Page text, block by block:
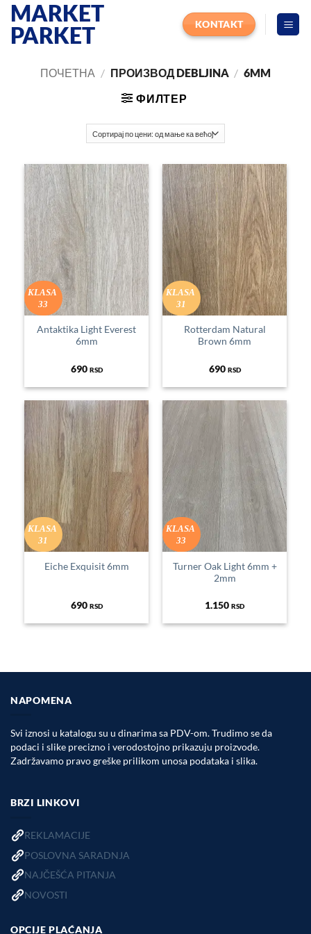
Прескочи
садржај
MARKET
PARKET
KONTAKT
ПОЧЕТНА / ПРОИЗВОД DEBLJINA / 6MM
ФИЛТЕР
KLASA
33
Antaktika Light Everest
6mm
690 RSD
KLASA
31
Rotterdam Natural
Brown 6mm
690 RSD
KLASA
31
Eiche Exquisit 6mm
690 RSD
KLASA
33
Turner Oak Light 6mm +
2mm
1.150 RSD
NAPOMENA
Svi iznosi u katalogu su u dinarima sa PDV-om. Trudimo se da
podaci i slike precizno i verodostojno prikazuju proizvode.
Zadržavamo pravo greške prilikom unosa podataka i slika.
BRZI LINKOVI
REKLAMACIJE
POSLOVNA SARADNJA
NAJČEŠĆA PITANJA
NOVOSTI
OPCIJE PLAĆANJA